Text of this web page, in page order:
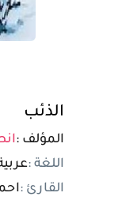
الذئب
المؤلف :
اللغة :
القارئ :